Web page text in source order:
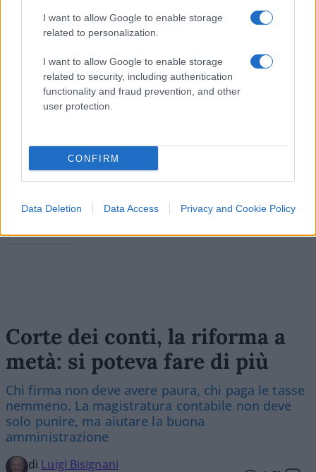
I want to allow Google to enable storage
related to personalization.
I want to allow Google to enable storage
related to security, including authentication
functionality and fraud prevention, and other
user protection.
CONFIRM
Data Deletion Data Access Privacy and Cookie Policy
#ANTONELLA VIOLA #COVID #VACCINO
86
Leggi i commenti
Vignetta del 07/08/2026
Corte dei conti, la riforma a
metà: si poteva fare di più
Chi firma non deve avere paura, chi paga le tasse
nemmeno. La magistratura contabile non deve
solo punire, ma aiutare la buona
amministrazione
di Luigi Bisignani